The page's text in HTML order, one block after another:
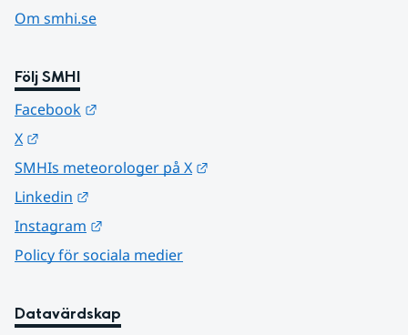
Om smhi.se
Följ SMHI
Facebook
X
SMHIs meteorologer på X
Linkedin
Instagram
Policy för sociala medier
Datavärdskap